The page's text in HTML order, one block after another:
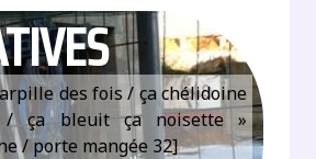
des fois / ça chélidoine
/ ça bleuit ça noisette »
/ porte mangée 32]